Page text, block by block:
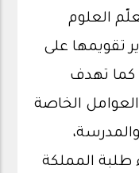
العلوم
تقويمها على
كما تهدف
الخاصة
طلبة المملكة